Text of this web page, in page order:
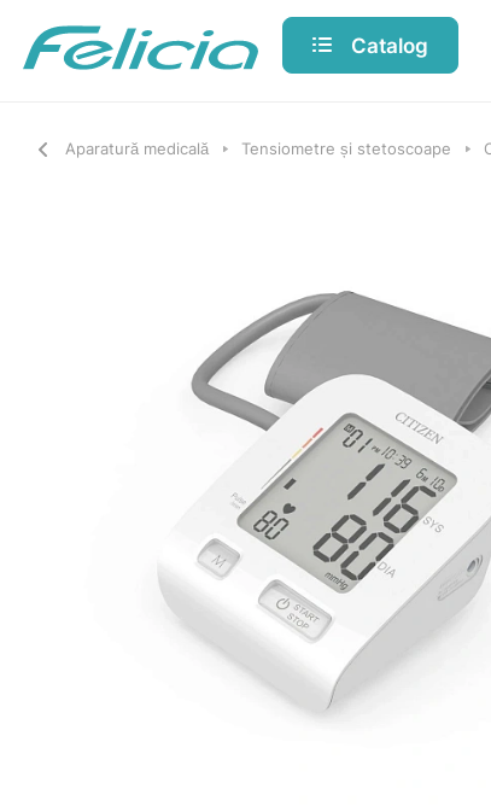
Catalog
Aparatură medicală Tensiometre și stetoscoape